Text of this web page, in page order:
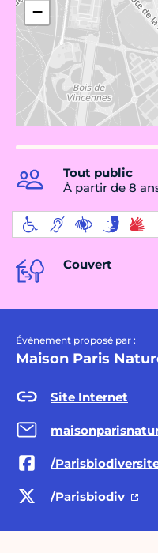
−
Tout public
À partir de 8
Couvert
Évènement proposé par :
Maison Paris
Site Internet
/
/Parisbiodiv